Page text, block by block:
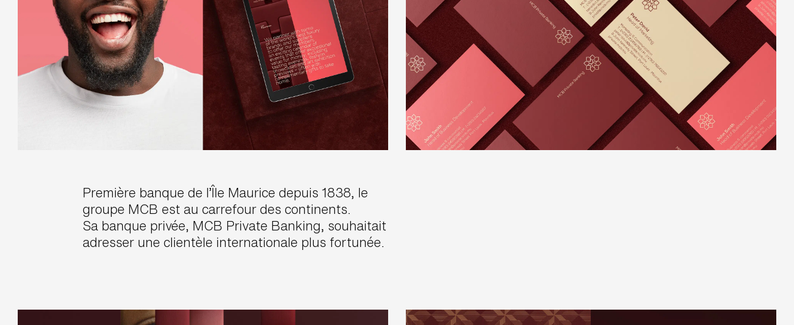
Première banque de l’Île Maurice depuis 1838, le
groupe MCB est au carrefour des continents.
Sa banque privée, MCB Private Banking, souhaitait
adresser une clientèle internationale plus fortunée.